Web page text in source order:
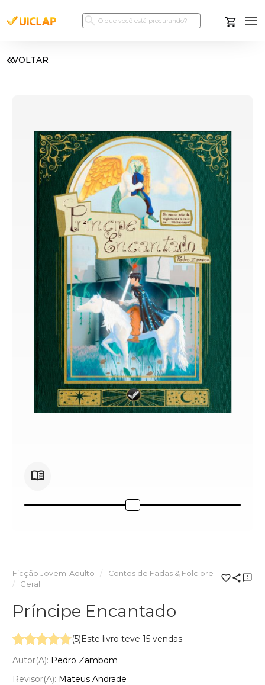
VOLTAR
Ficção Jovem-Adulto
Contos de Fadas & Folclore
Geral
Príncipe Encantado
(5)Este livro teve 15 vendas
Autor(a): Pedro Zambom
Revisor(a): Mateus Andrade